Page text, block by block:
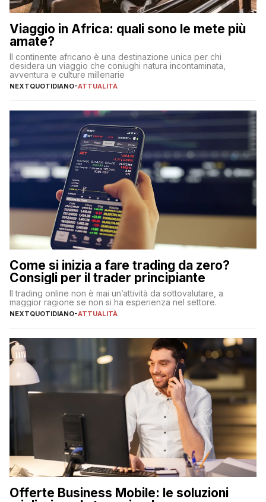
Viaggio in Africa: quali sono le mete più
amate?
Il continente africano è una destinazione unica per chi
desidera un viaggio che coniughi natura incontaminata,
avventura e culture millenarie
NEXTQUOTIDIANO-ATTUALITÀ
Come si inizia a fare trading da zero?
Consigli per il trader principiante
Il trading online non è mai un’attività da sottovalutare, a
maggior ragione se non si ha esperienza nel settore.
NEXTQUOTIDIANO-ATTUALITÀ
Offerte Business Mobile: le soluzioni